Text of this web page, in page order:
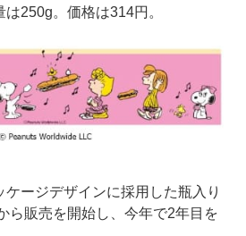
250g。価格は314円。
ケージデザインに採用した瓶入り
ら販売を開始し、今年で2年目を